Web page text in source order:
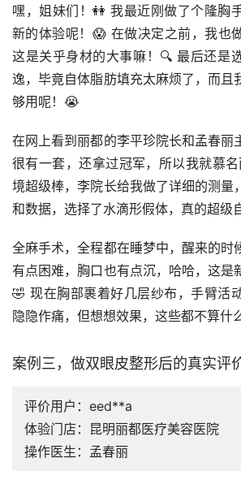
嘿，姐妹们！👭 我最近刚做了个隆胸
新的体验呢！😱 在做决定之前，我也
这是关乎身材的大事嘛！🔍 最后还是
逸，毕竟自体脂肪填充太麻烦了，而且
够用呢！😭
在网上看到丽都的李平珍院长和孟春丽
很有一套，还拿过冠军，所以我就慕
境超级棒，李院长给我做了详细的测量
和数据，选择了水滴形假体，真的超级
全麻手术，全程都在睡梦中，醒来的时
有点困难，胸口也有点沉，哈哈，这是
🤣 现在胸部裹着好几层纱布，手臂活
隐隐作痛，但想想效果，这些都不算什
案例三，做双眼皮整形后的真实评
评价用户：eed**a
体验门店：昆明丽都医疗美容医院
操作医生：孟春丽